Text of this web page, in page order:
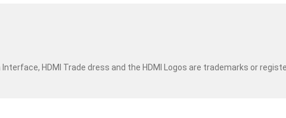
HDMI Trade dress and the HDMI Logos are trademarks or